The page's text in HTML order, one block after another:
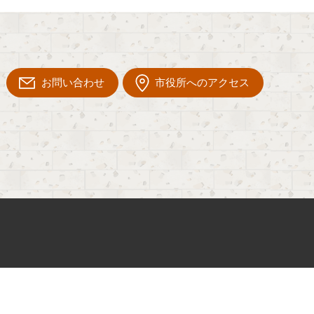
お問い合わせ 市役所へのアクセス